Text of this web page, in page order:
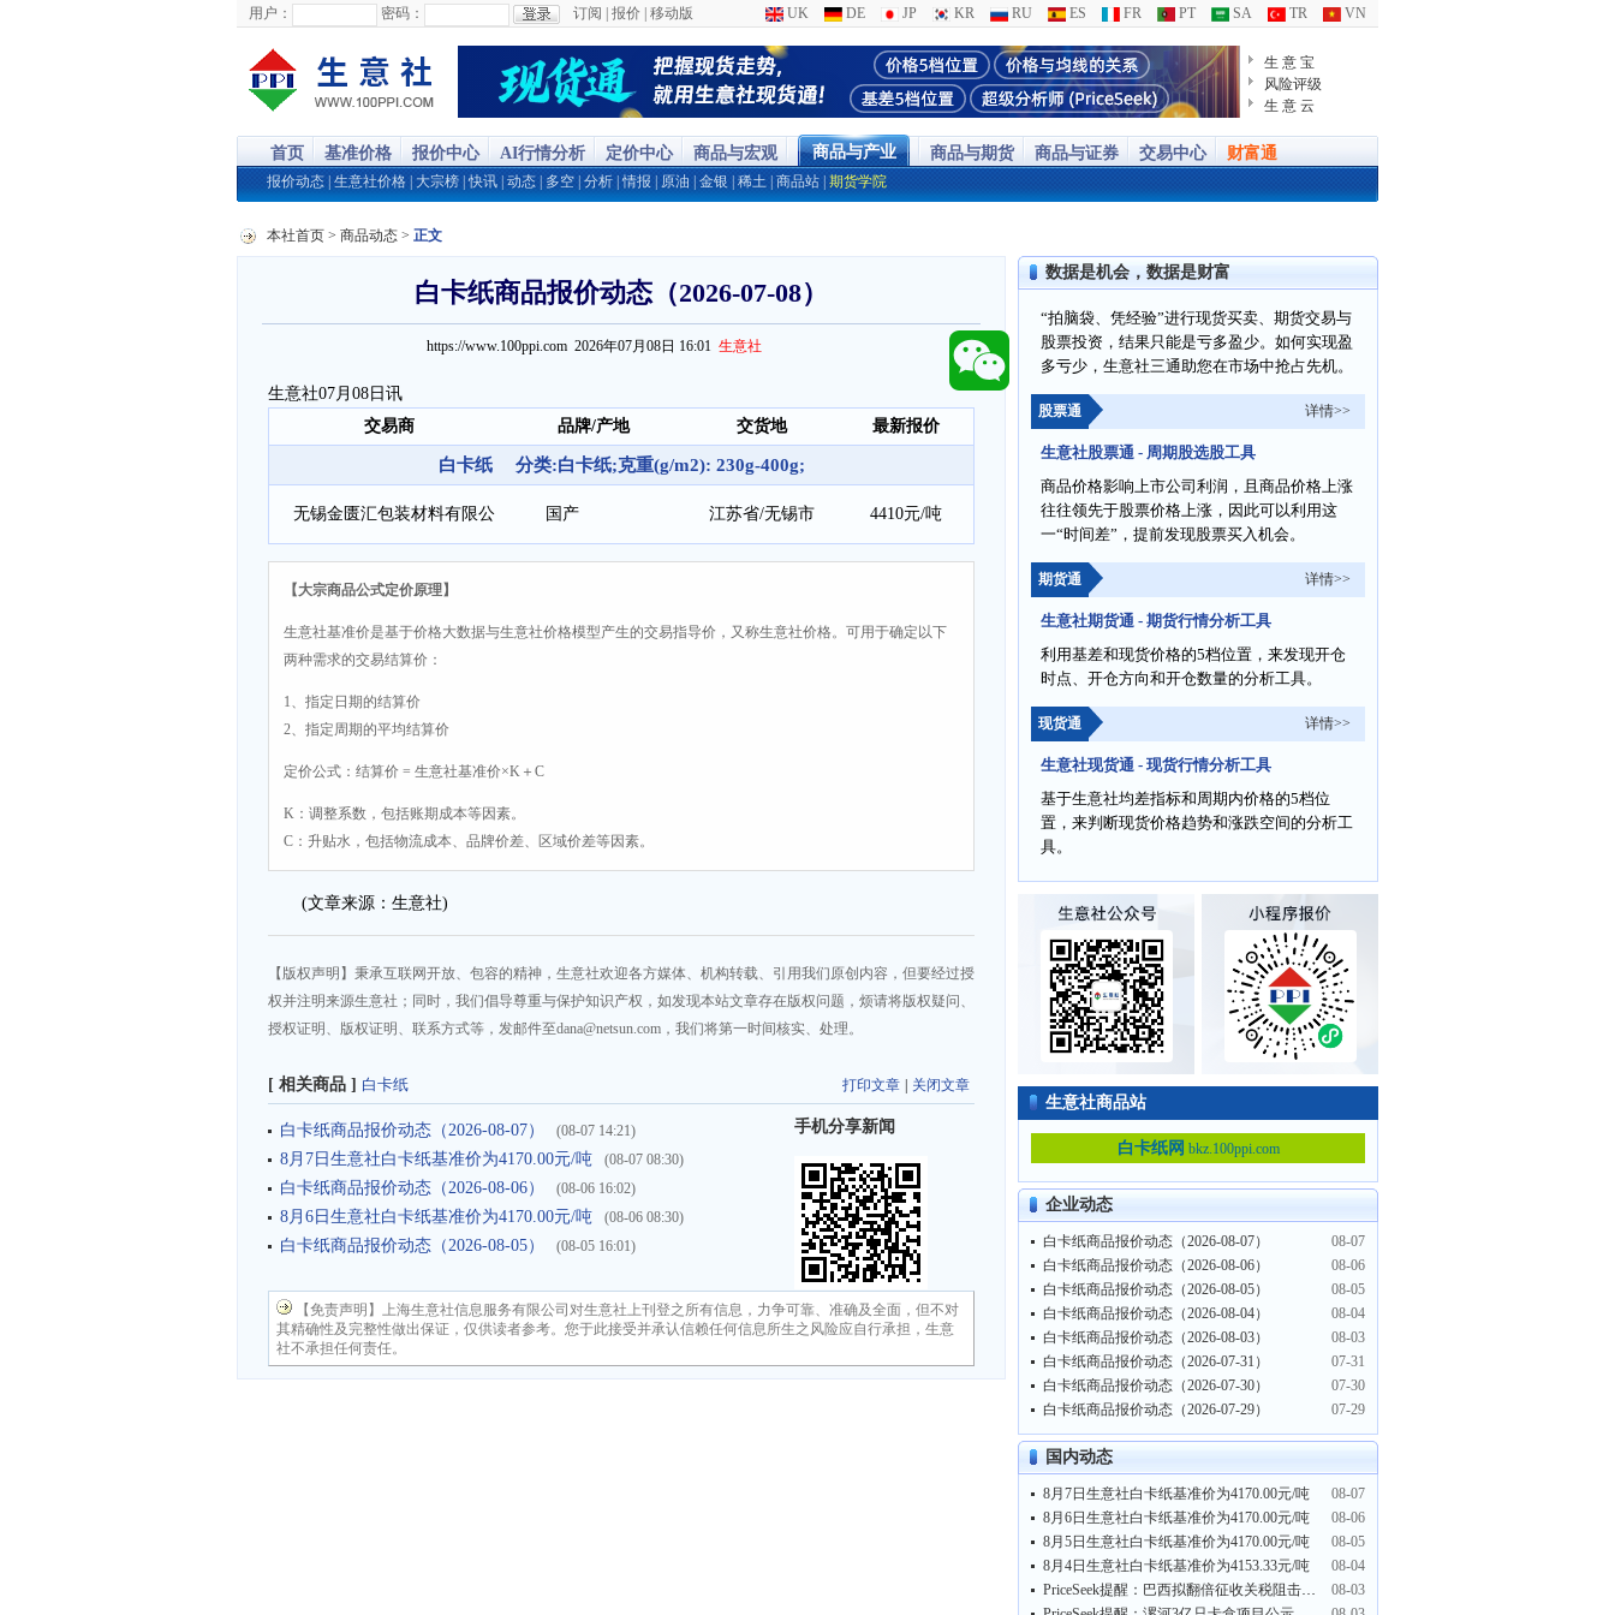
用户： 密码： 订阅 报价 移动版 UK DE JP KR RU ES FR PT SA TR VN
生 意 宝
风险评级
生 意 云
首页 基准价格 报价中心 AI行情分析 定价中心 商品与宏观 商品与产业 商品与期货 商品与证券 交易中心 财富通
报价动态 生意社价格 大宗榜 |快讯 动态 多空 分析 |情报 原油 金银 稀土 商品站 期货学院
本社首页 > 商品动态 > 正文
白卡纸商品报价动态（2026-07-08）
https://www.100ppi.com 2026年07月08日 16:01 生意社
生意社07月08日讯
交易商
品牌/产地 交货地 最新报价
白卡纸 分类:白卡纸;克重(g/m2): 230g-400g;
无锡金匮汇包装材料有限公 国产 江苏省/无锡市 4410元/吨
【大宗商品公式定价原理】
生意社基准价是基于价格大数据与生意社价格模型产生的交易指导价，又称生意社价格。可用于确定以下
两种需求的交易结算价：
1、指定日期的结算价
2、指定周期的平均结算价
定价公式：结算价 = 生意社基准价×K＋C
K：调整系数，包括账期成本等因素。
C：升贴水，包括物流成本、品牌价差、区域价差等因素。
(文章来源：生意社)
【版权声明】秉承互联网开放、包容的精神，生意社欢迎各方媒体、机构转载、引用我们原创内容，但要经过授
权并注明来源生意社；同时，我们倡导尊重与保护知识产权，如发现本站文章存在版权问题，烦请将版权疑问、
授权证明、版权证明、联系方式等，发邮件至dana@netsun.com，我们将第一时间核实、处理。
打印文章 关闭文章
[ 相关商品 ] 白卡纸
白卡纸商品报价动态（2026-08-07） (08-07 14:21)
8月7日生意社白卡纸基准价为4170.00元/吨 (08-07 08:30)
白卡纸商品报价动态（2026-08-06） (08-06 16:02)
8月6日生意社白卡纸基准价为4170.00元/吨 (08-06 08:30)
白卡纸商品报价动态（2026-08-05） (08-05 16:01)
手机分享新闻
【免责声明】上海生意社信息服务有限公司对生意社上刊登之所有信息，力争可靠、准确及全面，但不对
其精确性及完整性做出保证，仅供读者参考。您于此接受并承认信赖任何信息所生之风险应自行承担，生意
社不承担任何责任。
数据是机会，数据是财富
“拍脑袋、凭经验”进行现货买卖、期货交易与
股票投资，结果只能是亏多盈少。如何实现盈
多亏少，生意社三通助您在市场中抢占先机。
股票通 详情>>
生意社股票通 - 周期股选股工具
商品价格影响上市公司利润，且商品价格上涨
往往领先于股票价格上涨，因此可以利用这
一“时间差”，提前发现股票买入机会。
期货通 详情>>
生意社期货通 - 期货行情分析工具
利用基差和现货价格的5档位置，来发现开仓
时点、开仓方向和开仓数量的分析工具。
现货通 详情>>
生意社现货通 - 现货行情分析工具
基于生意社均差指标和周期内价格的5档位
置，来判断现货价格趋势和涨跌空间的分析工
具。
生意社商品站
白卡纸网 bkz.100ppi.com
企业动态
白卡纸商品报价动态（2026-08-07）
08-07
白卡纸商品报价动态（2026-08-06）
08-06
白卡纸商品报价动态（2026-08-05）
08-05
白卡纸商品报价动态（2026-08-04）
08-04
白卡纸商品报价动态（2026-08-03）
08-03
白卡纸商品报价动态（2026-07-31）
07-31
白卡纸商品报价动态（2026-07-30）
07-30
白卡纸商品报价动态（2026-07-29）
07-29
国内动态
8月7日生意社白卡纸基准价为4170.00元/吨
08-07
8月6日生意社白卡纸基准价为4170.00元/吨
08-06
8月5日生意社白卡纸基准价为4170.00元/吨
08-05
8月4日生意社白卡纸基准价为4153.33元/吨
08-04
PriceSeek提醒：巴西拟翻倍征收关税阻击低价纸品进口
08-03